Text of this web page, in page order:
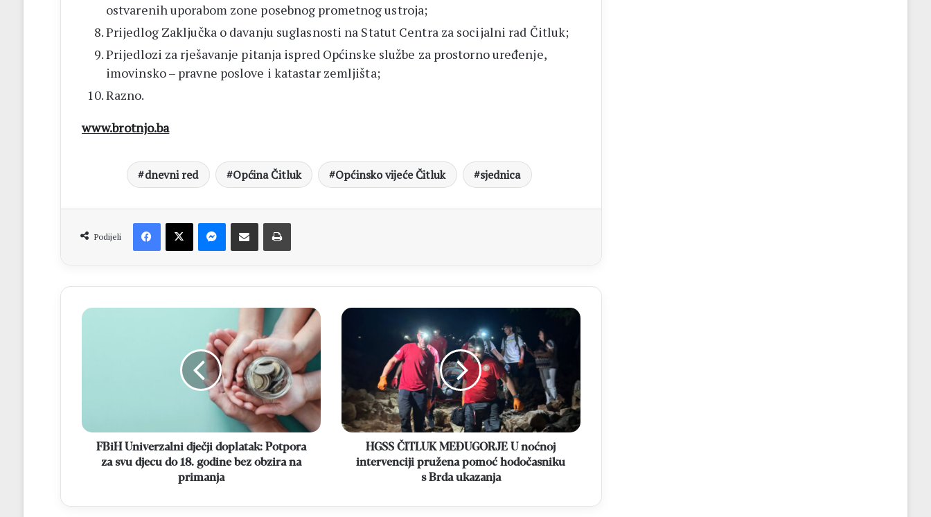
ostvarenih uporabom zone posebnog prometnog ustroja;
Prijedlog Zaključka o davanju suglasnosti na Statut Centra za socijalni rad Čitluk;
Prijedlozi za rješavanje pitanja ispred Općinske službe za prostorno uređenje,
imovinsko – pravne poslove i katastar zemljišta;
Razno.
www.brotnjo.ba
dnevni red Općina Čitluk Općinsko vijeće Čitluk sjednica
Podijeli
Facebook
X MessengerDijeli putem Emaila Printaj
FBiH
do
godine
na
FBiH Univerzalni dječji doplatak: Potpora
za svu djecu do 18. godine bez obzira na
primanja
HGSS
intervenciji
pružena
pomoć
hodočasniku
Brda
HGSS ČITLUK MEĐUGORJE U noćnoj
intervenciji pružena pomoć hodočasniku
s Brda ukazanja